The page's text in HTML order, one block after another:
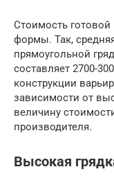
Стоимость готовой
формы. Так,
прямоугольной
составляет 2700-
конструкции
зависимости от
величину
производителя.
Высокая